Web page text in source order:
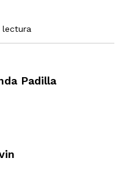
lectura
Padilla